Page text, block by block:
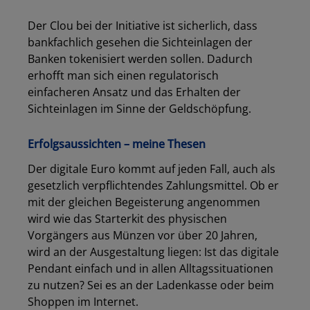
Der Clou bei der Initiative ist sicherlich, dass
bankfachlich gesehen die Sichteinlagen der
Banken tokenisiert werden sollen. Dadurch
erhofft man sich einen regulatorisch
einfacheren Ansatz und das Erhalten der
Sichteinlagen im Sinne der Geldschöpfung.
Erfolgsaussichten – meine Thesen
Der digitale Euro kommt auf jeden Fall, auch als
gesetzlich verpflichtendes Zahlungsmittel. Ob er
mit der gleichen Begeisterung angenommen
wird wie das Starterkit des physischen
Vorgängers aus Münzen vor über 20 Jahren,
wird an der Ausgestaltung liegen: Ist das digitale
Pendant einfach und in allen Alltagssituationen
zu nutzen? Sei es an der Ladenkasse oder beim
Shoppen im Internet.